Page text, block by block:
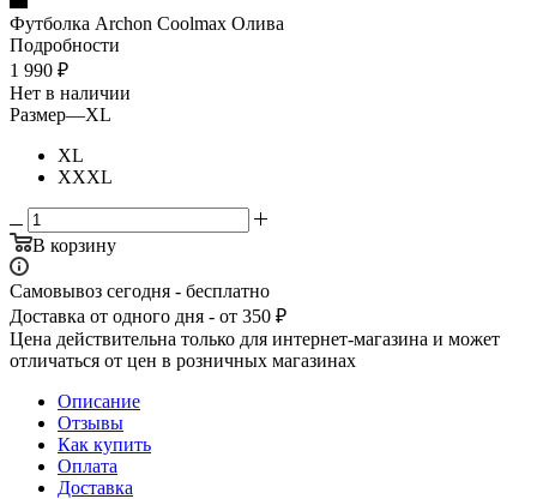
Футболка Archon Coolmax Олива
Подробности
1 990 ₽
Нет в наличии
Размер—XL
XL
XXXL
В корзину
Самовывоз сегодня - бесплатно
Доставка от одного дня - от 350 ₽
Цена действительна только для интернет-магазина и может
отличаться от цен в розничных магазинах
Описание
Отзывы
Как купить
Оплата
Доставка